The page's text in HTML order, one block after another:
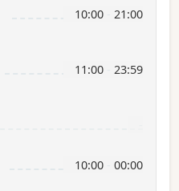
10:00 21:00
11:00 23:59
10:00 00:00